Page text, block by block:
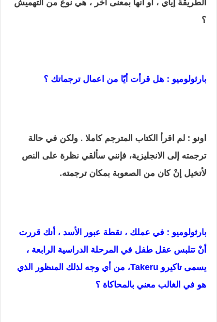
الطريقة إياي ، أو أنها بمعنى آخر ، هي نوع من التهميش
؟
بارثولوميو : هل قرأت أيّا من اعمال ترجماتك ؟
اونو : لم اقرأ الكتاب المترجم كاملا . ولكن في حالة
ترجمته إلى الانجليزية، فإنني سألقي نظرة على النص
لأتخيل إنْ كان من الصعوبة بمكان ترجمته.
بارثولوميو : في عملك ، نقطة عبور الأسد ، أنك قررت
أنْ تتلبس عقلطفل في المرحلة الدراسية الرابعة ،
يسمى تاكيرو Takeru، من أي وجه لذلك المنظور الذي
هو في الغالب معني بالمحاكاة ؟